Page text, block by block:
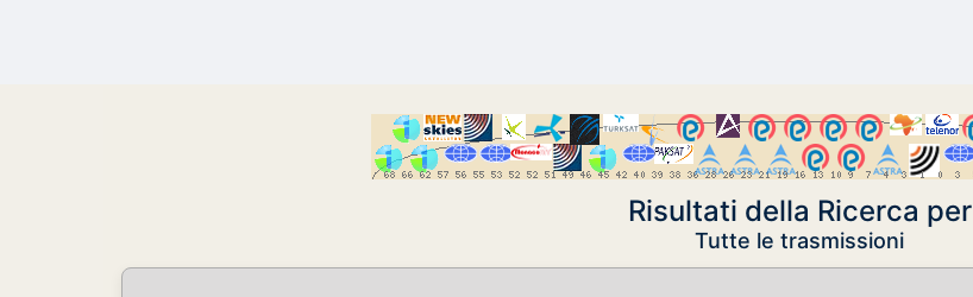
Risultati della Ricerca per
Tutte le trasmissioni